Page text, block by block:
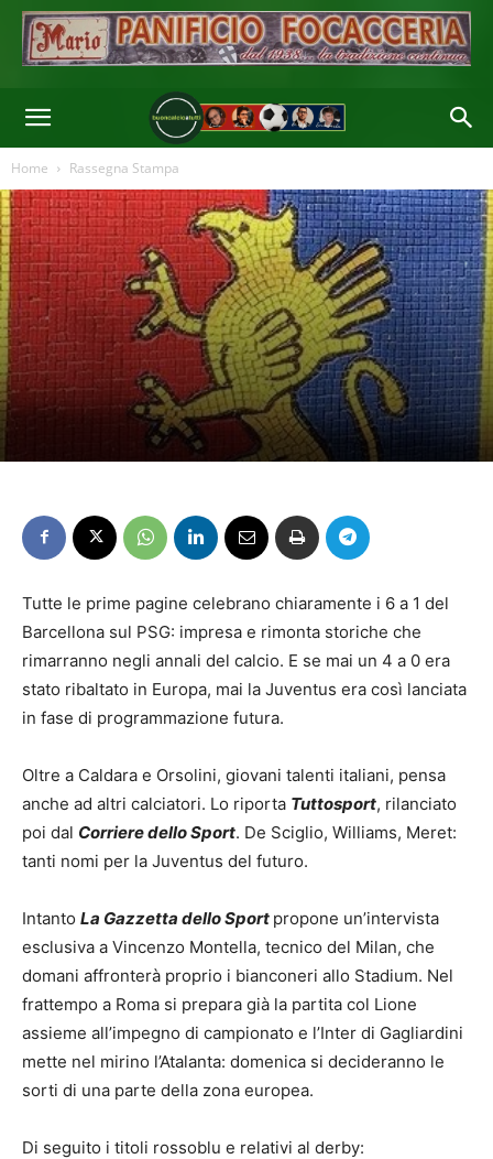
Home Rassegna Stampa
Tutte le prime pagine celebrano chiaramente i 6 a 1 del
Barcellona sul PSG: impresa e rimonta storiche che
rimarranno negli annali del calcio. E se mai un 4 a 0 era
stato ribaltato in Europa, mai la Juventus era così lanciata
in fase di programmazione futura.
Oltre a Caldara e Orsolini, giovani talenti italiani, pensa
anche ad altri calciatori. Lo riporta Tuttosport, rilanciato
poi dal Corriere dello Sport. De Sciglio, Williams, Meret:
tanti nomi per la Juventus del futuro.
Intanto La Gazzetta dello Sport propone un’intervista
esclusiva a Vincenzo Montella, tecnico del Milan, che
domani affronterà proprio i bianconeri allo Stadium. Nel
frattempo a Roma si prepara già la partita col Lione
assieme all’impegno di campionato e l’Inter di Gagliardini
mette nel mirino l’Atalanta: domenica si decideranno le
sorti di una parte della zona europea.
Di seguito i titoli rossoblu e relativi al derby: